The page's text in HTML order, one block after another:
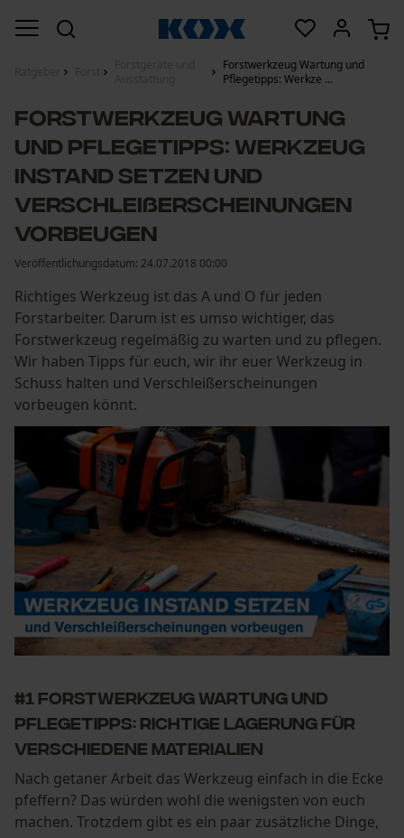
Forstwerkzeug Wartung und
Pflegetipps: Werkze ...
Forstwerkzeug Wartung
und Pflegetipps: Werkzeug
instand setzen und
Verschleißerscheinungen
vorbeugen
Veröffentlichungsdatum: 24.07.2018 00:00
Richtiges Werkzeug ist das A und O für jeden
Forstarbeiter. Darum ist es umso wichtiger, das
Forstwerkzeug regelmäßig zu warten und zu pflegen.
Wir haben Tipps für euch, wir ihr euer Werkzeug in
Schuss halten und Verschleißerscheinungen
vorbeugen könnt.
#1 Forstwerkzeug Wartung und
Pflegetipps: Richtige Lagerung für
verschiedene Materialien
Nach getaner Arbeit das Werkzeug einfach in die Ecke
pfeffern? Das würden wohl die wenigsten von euch
machen. Trotzdem gibt es ein paar zusätzliche Dinge,